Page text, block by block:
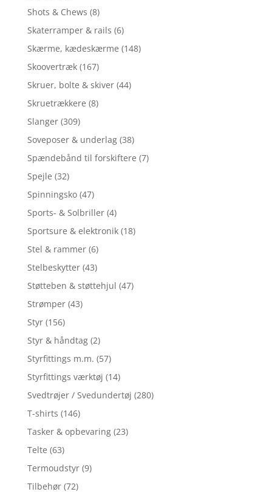
Shots & Chews (8)
Skaterramper & rails (6)
Skærme, kædeskærme (148)
Skoovertræk (167)
Skruer, bolte & skiver (44)
Skruetrækkere (8)
Slanger (309)
Soveposer & underlag (38)
Spændebånd til forskiftere (7)
Spejle (32)
Spinningsko (47)
Sports- & Solbriller (4)
Sportsure & elektronik (18)
Stel & rammer (6)
Stelbeskytter (43)
Støtteben & støttehjul (47)
Strømper (43)
Styr (156)
Styr & håndtag (2)
Styrfittings m.m. (57)
Styrfittings værktøj (14)
Svedtrøjer / Svedundertøj (280)
T-shirts (146)
Tasker & opbevaring (23)
Telte (63)
Termoudstyr (9)
Tilbehør (72)